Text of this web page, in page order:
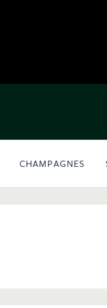
CHAMPAGNES